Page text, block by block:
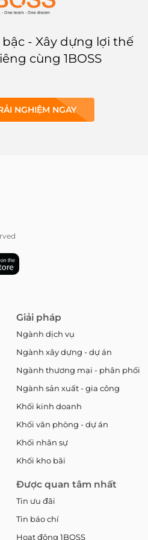
- Xây dựng lợi thế
cùng 1BOSS
NGHIỆM NGAY
Giải pháp
Ngành dịch vụ
Ngành xây dựng - dự án
Ngành thương mại - phân phối
Ngành sản xuất - gia công
Khối kinh doanh
Khối văn phòng - dự án
Khối nhân sự
Khối kho bãi
Được quan tâm nhất
Tin ưu đãi
Tin báo chí
Hoạt động 1BOSS